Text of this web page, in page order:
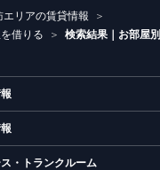
エリアの賃貸情報
借りる
検索結果｜お部屋別
・トランクルーム